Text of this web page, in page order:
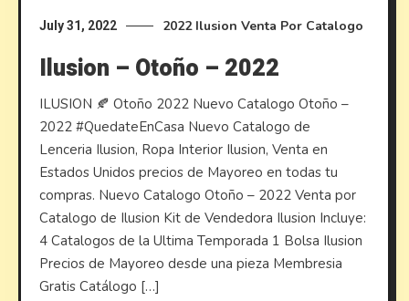
July 31, 2022 2022 Ilusion Venta Por Catalogo
Ilusion – Otoño – 2022
ILUSION 🍂 Otoño 2022 Nuevo Catalogo Otoño –
2022 #QuedateEnCasa Nuevo Catalogo de
Lenceria Ilusion, Ropa Interior Ilusion, Venta en
Estados Unidos precios de Mayoreo en todas tu
compras. Nuevo Catalogo Otoño – 2022 Venta por
Catalogo de Ilusion Kit de Vendedora Ilusion Incluye:
4 Catalogos de la Ultima Temporada 1 Bolsa Ilusion
Precios de Mayoreo desde una pieza Membresia
Gratis Catálogo […]